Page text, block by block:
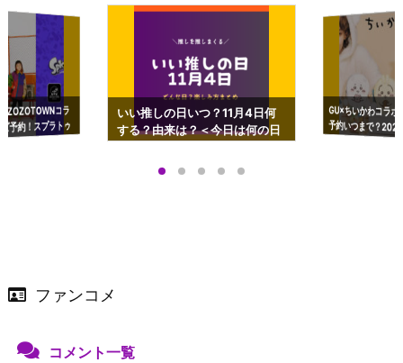
コラ
予約！スプラトゥ
ップも渋谷Hz
いい推しの日いつ？11月4日何
する？由来は？＜今日は何の日
GU×ちいかわコラ
予約いつまで？
ーチやショルダー
ファンコメ
コメント一覧